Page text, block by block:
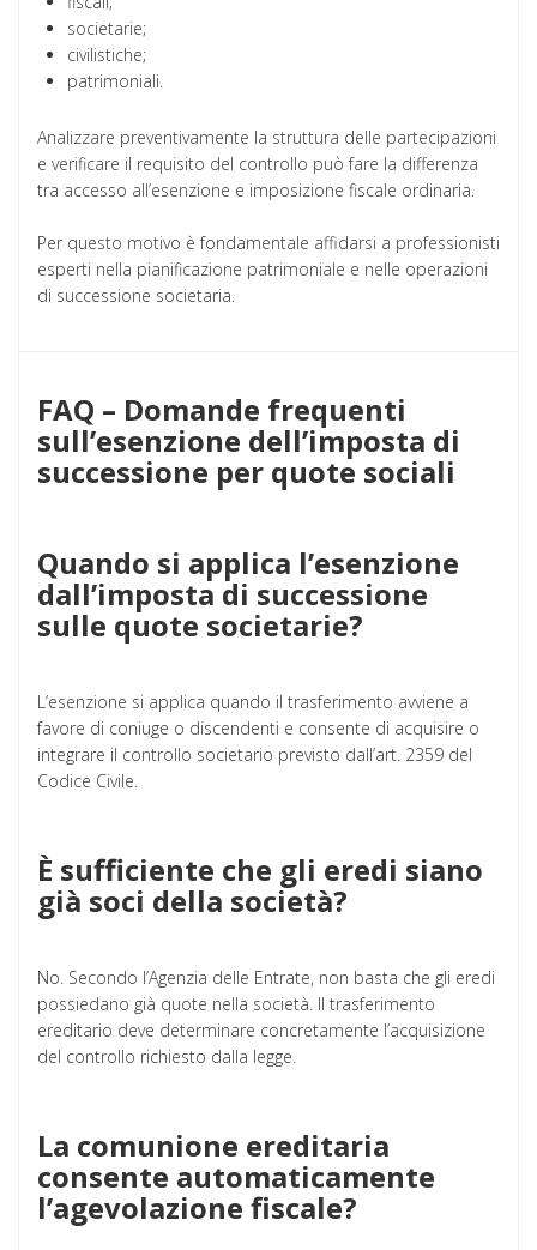
societarie;
civilistiche;
patrimoniali.
Analizzare preventivamente la struttura delle partecipazioni
e verificare il requisito del controllo può fare la differenza
tra accesso all’esenzione e imposizione fiscale ordinaria.
Per questo motivo è fondamentale affidarsi a professionisti
esperti nella pianificazione patrimoniale e nelle operazioni
di successione societaria.
FAQ – Domande frequenti
sull’esenzione dell’imposta di
successione per quote sociali
Quando si applica l’esenzione
dall’imposta di successione
sulle quote societarie?
L’esenzione si applica quando il trasferimento avviene a
favore di coniuge o discendenti e consente di acquisire o
integrare il controllo societario previsto dall’art. 2359 del
Codice Civile.
È sufficiente che gli eredi siano
già soci della società?
No. Secondo l’Agenzia delle Entrate, non basta che gli eredi
possiedano già quote nella società. Il trasferimento
ereditario deve determinare concretamente l’acquisizione
del controllo richiesto dalla legge.
La comunione ereditaria
consente automaticamente
l’agevolazione fiscale?